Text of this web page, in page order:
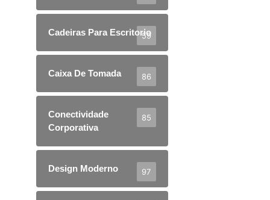
Cadeiras Para Escritorio
59
Caixa De Tomada 86
Conectividade
Corporativa
85
Design Moderno 97